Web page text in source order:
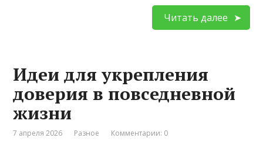
Читать далее
Идеи для укрепления
доверия в повседневной
жизни
7 апреля 2026 Разное Комментарии: 0